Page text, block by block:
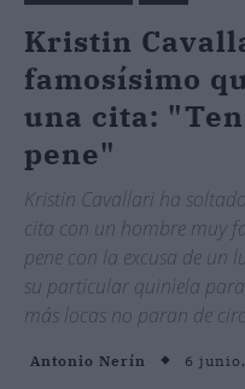
Kristin
famosísimo
una cita:
pene"
Kristin Cavallari ha
cita con un hombre muy
pene con la excusa de un
su particular quiniela
más locas no paran de
Antonio Nerín 6